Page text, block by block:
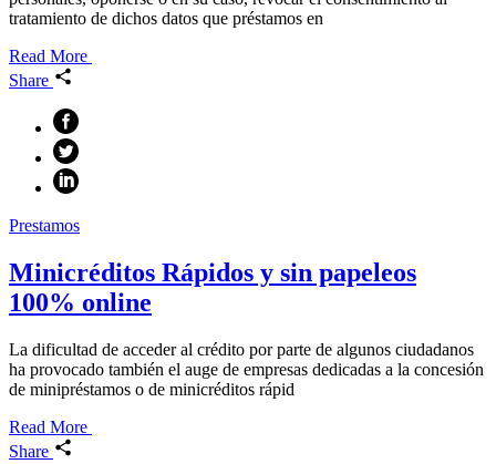
tratamiento de dichos datos que préstamos en
Read More
Share
Prestamos
Minicréditos Rápidos y sin papeleos
100% online
La dificultad de acceder al crédito por parte de algunos ciudadanos
ha provocado también el auge de empresas dedicadas a la concesión
de minipréstamos o de minicréditos rápid
Read More
Share